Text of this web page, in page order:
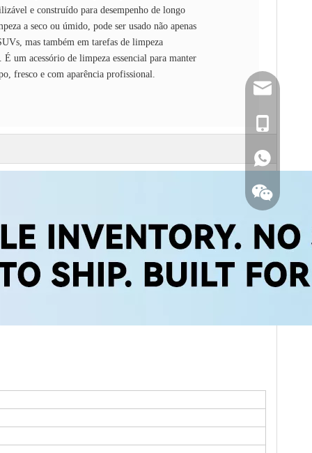
e construído para desempenho de longo
a seco ou úmido, pode ser usado não apenas
mas também em tarefas de limpeza
um acessório de limpeza essencial para manter
fresco e com aparência profissional.